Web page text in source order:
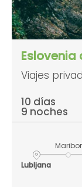
Viajes
10 días
9 noches
Lubljana
Maribor